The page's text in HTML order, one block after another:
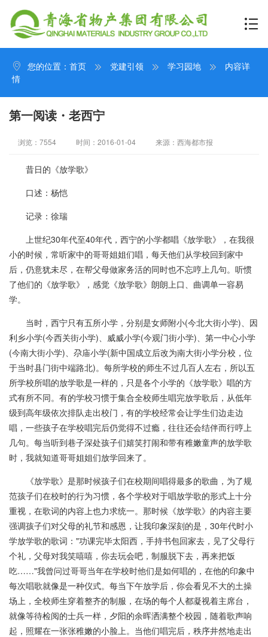
您的位置： 首页 党建引领 学习园地
内容详
情
第一阅读・老西宁
浏览：7554 时间：2016-01-04 来源：西海都市报
昔日的《放学歌》
口述：杨恺
记录：徐瑞
上世纪30年代至40年代，西宁的小学都唱《放学歌》，在我很
小的时候，常听家中的哥哥姐姐们唱，每天他们从学校回到家中
后，仍意犹未尽，在帮父母做家务活的同时也不忘哼上几句。听惯
了他们的《放学歌》，感觉《放学歌》朗朗上口、曲调单一容易
学。
当时，西宁只有五所小学，分别是女师附小(今北大街小学)、因
利乡小学(今西关街小学)、威威小学(今观门街小学)、第一中心小学
(今南大街小学)、尕庙小学(新中国成立后改为南大街小学分校，位
于当时县门街中端路北)。每所学校的师生不过几百人左右，所以五
所学校所唱的放学歌是一样的，只是各个小学的《放学歌》唱的方
式有所不同。有的学校习惯于集合全校师生唱完放学歌后，从低年
级到高年级依次排队走出校门，有的学校经常会让学生们边走边
唱，一些孩子在学校唱完后仍觉得不过瘾，往往还会结伴而行哼上
几句。每当听到巷子深处孩子们嬉笑打闹和带有稚嫩童声的放学歌
时，我就知道哥哥姐姐们放学回来了。
《放学歌》是那时候孩子们在校期间唱得最多的歌曲，为了规
范孩子们在校时的行为习惯，各个学校对于唱放学歌的形式上十分
重视，在歌词的内容上也力求统一。那时候《放学歌》的内容主要
强调孩子们对父母的礼节和感恩，让我印象深刻的是，30年代时小
学放学歌的歌词："功课完毕太阳西，手持书包回家去，见了父母行
个礼，父母对我笑嘻嘻，你去玩会吧，制服脱下去，再来把饭
吃……"我曾问过哥哥当年在学校时他们是如何唱的，在他的印象中
每次唱歌就像是一种仪式。每当下午放学后，你会看见不大的土操
场上，全校师生穿着整齐的制服，在场的每个人都凝视着主席台，
就像等待检阅的士兵一样，夕阳的余晖洒满整个校园，随着歌声响
起，照耀在一张张稚嫩的小脸上。当他们唱完后，秩序井然地走出